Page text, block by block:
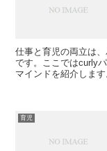
仕事と育児の両立は
です。ここではcurly
マインドを紹介します
育児